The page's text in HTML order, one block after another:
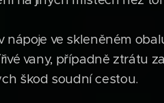
nápoje ve skleněném
vany, případně ztrátu
škod soudní cestou.